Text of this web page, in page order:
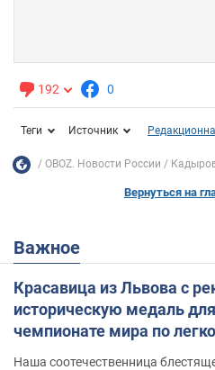
192 0
Теги Источник
OBOZ. Новости России
Вернуться на
Важное
Красавица из Львова с
историческую медаль
чемпионате мира по
Наша соотечественница